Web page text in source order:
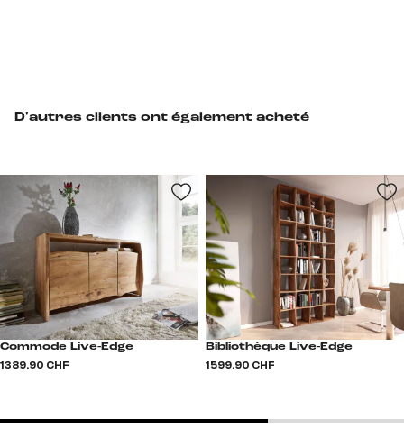
D'autres clients ont également acheté
Commode Live-Edge
1 389.90 CHF
Bibliothèque Live-Edge
1 599.90 CHF